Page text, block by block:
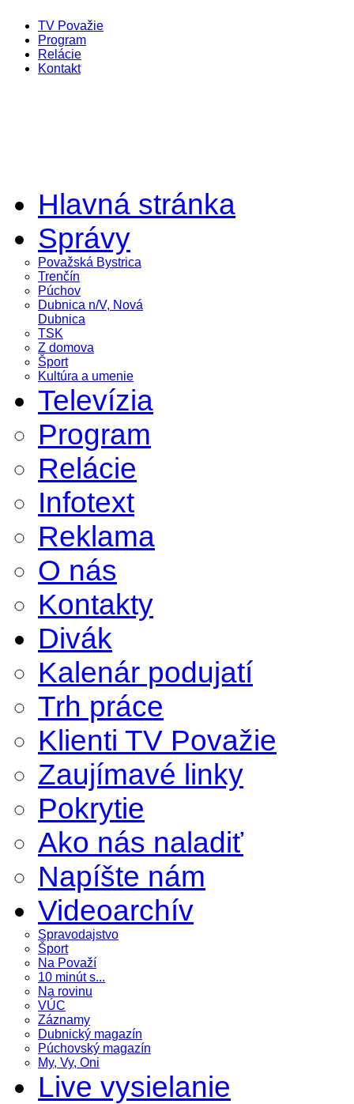
TV Považie
Program
Relácie
Kontakt
Hlavná stránka
Správy
Považská Bystrica
Trenčín
Púchov
Dubnica n/V, Nová
Dubnica
TSK
Z domova
Šport
Kultúra a umenie
Televízia
Program
Relácie
Infotext
Reklama
O nás
Kontakty
Divák
Kalenár podujatí
Trh práce
Klienti TV Považie
Zaujímavé linky
Pokrytie
Ako nás naladiť
Napíšte nám
Videoarchív
Spravodajstvo
Šport
Na Považí
10 minút s...
Na rovinu
VÚC
Záznamy
Dubnický magazín
Púchovský magazín
My, Vy, Oni
Live vysielanie